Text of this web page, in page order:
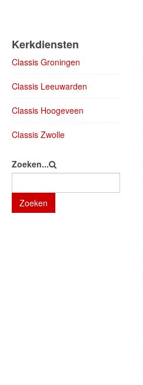
Kerkdiensten
Classis Groningen
Classis Leeuwarden
Classis Hoogeveen
Classis Zwolle
Zoeken...
Zoeken